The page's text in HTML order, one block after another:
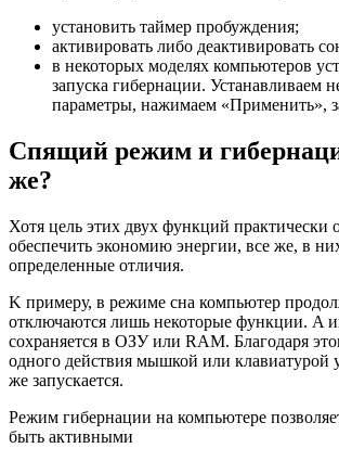
установить таймер пробуждения;
активировать либо деактивировать
в некоторых моделях компьютеров
запуска гибернации. Устанавливаем
параметры, нажимаем «Применить»,
Спящий режим и
же?
Хотя цель этих двух функций практически
обеспечить экономию энергии, все же, в
определенные отличия.
K примеру, в режиме сна компьютер
отключаются лишь некоторые функции. A
сохраняется в ОЗУ или RAM. Благодаря
одного действия мышкой или клавиатурой
же запускается.
Режим гибернации на компьютере
быть активными